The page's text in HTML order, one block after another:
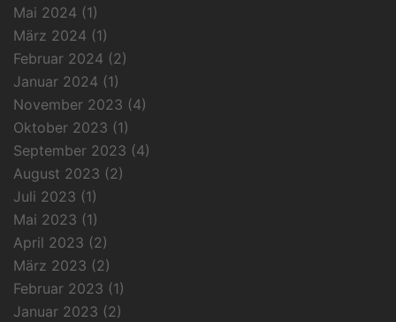
Mai 2024 (1)
März 2024 (1)
Februar 2024 (2)
Januar 2024 (1)
November 2023 (4)
Oktober 2023 (1)
September 2023 (4)
August 2023 (2)
Juli 2023 (1)
Mai 2023 (1)
April 2023 (2)
März 2023 (2)
Februar 2023 (1)
Januar 2023 (2)